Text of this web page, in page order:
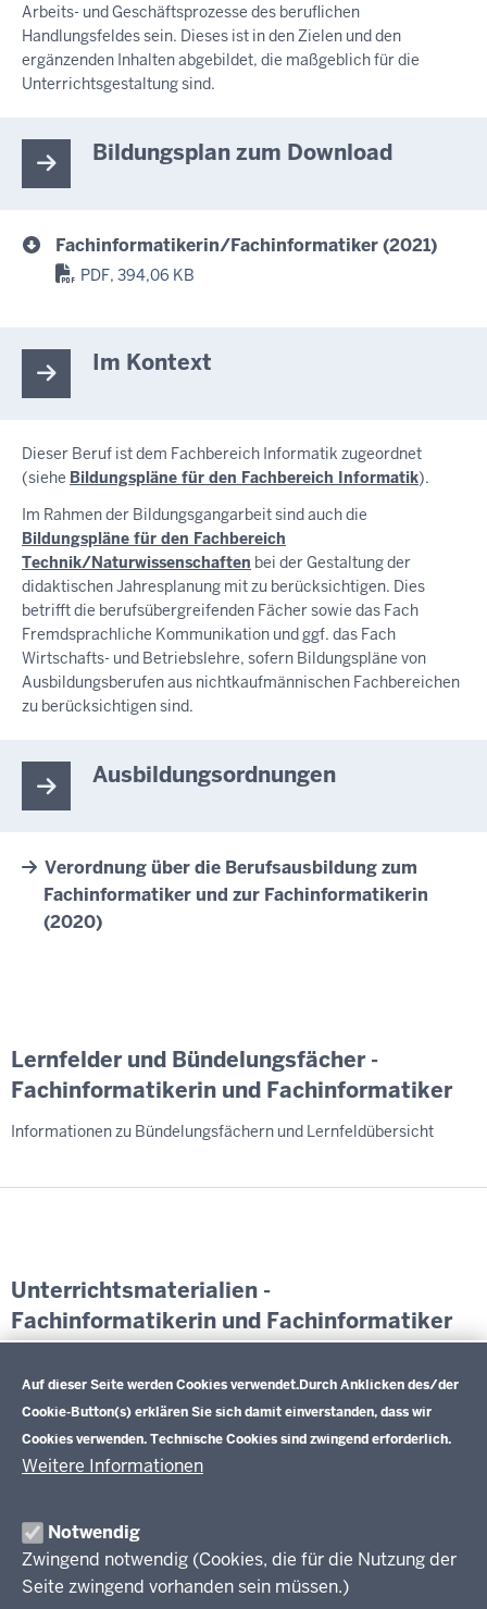
Auf dieser Seite werden Cookies verwendet.Durch Anklicken des/der
Cookie-Button(s) erklären Sie sich damit einverstanden, dass wir
Cookies verwenden. Technische Cookies sind zwingend erforderlich.
Weitere Informationen
Notwendig
Zwingend notwendig (Cookies, die für die Nutzung der
Seite zwingend vorhanden sein müssen.)
Arbeits- und Geschäftsprozesse des beruflichen
Handlungsfeldes sein. Dieses ist in den Zielen und den
ergänzenden Inhalten abgebildet, die maßgeblich für die
Unterrichtsgestaltung sind.
Bildungsplan zum Download
Fachinformatikerin/Fachinformatiker (2021)
PDF, 394,06 KB
Im Kontext
Dieser Beruf ist dem Fachbereich Informatik zugeordnet
(siehe Bildungspläne für den Fachbereich Informatik).
Im Rahmen der Bildungsgangarbeit sind auch die
Bildungspläne für den Fachbereich
Technik/Naturwissenschaften bei der Gestaltung der
didaktischen Jahresplanung mit zu berücksichtigen. Dies
betrifft die berufsübergreifenden Fächer sowie das Fach
Fremdsprachliche Kommunikation und ggf. das Fach
Wirtschafts- und Betriebslehre, sofern Bildungspläne von
Ausbildungsberufen aus nichtkaufmännischen Fachbereichen
zu berücksichtigen sind.
Ausbildungsordnungen
Verordnung über die Berufsausbildung zum
Fachinformatiker und zur Fachinformatikerin
(2020)
Lernfelder und Bündelungsfächer -
Fachinformatikerin und Fachinformatiker
Informationen zu Bündelungsfächern und Lernfeldübersicht
Unterrichtsmaterialien -
Fachinformatikerin und Fachinformatiker
Informationen
Im Überblick
Berufsbildung NRW